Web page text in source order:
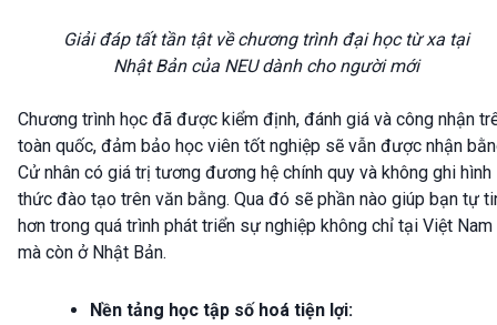
Giải đáp tất tần tật về chương trình đại học từ xa tại
Nhật Bản của NEU dành cho người mới
Chương trình học đã được kiểm định, đánh giá và công nhận
toàn quốc, đảm bảo học viên tốt nghiệp sẽ vẫn được nhận
Cử nhân có giá trị tương đương hệ chính quy và không ghi hình
thức đào tạo trên văn bằng. Qua đó sẽ phần nào giúp bạn tự
hơn trong quá trình phát triển sự nghiệp không chỉ tại Việt Nam
mà còn ở Nhật Bản.
Nền tảng học tập số hoá tiện lợi: